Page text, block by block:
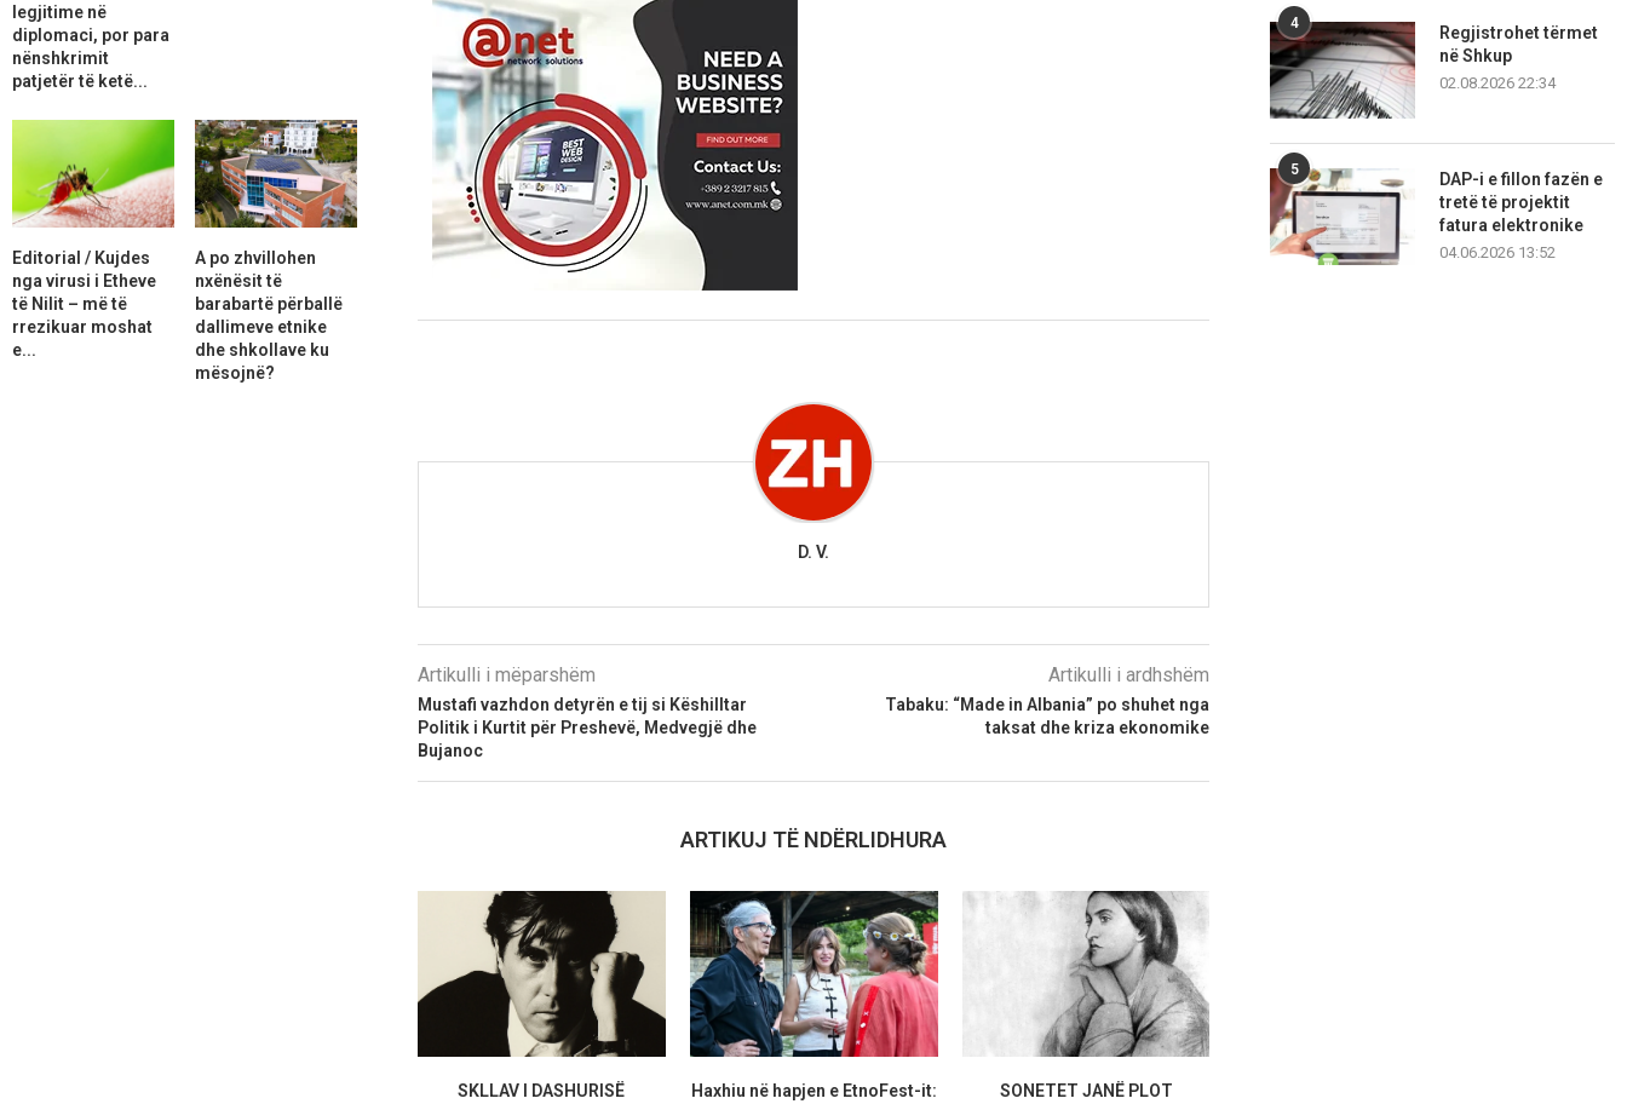
D. V.
Artikulli i mëparshëm
Mustafi vazhdon detyrën e tij si Këshilltar
Politik i Kurtit për Preshevë, Medvegjë dhe
Bujanoc
Artikulli i ardhshëm
Tabaku: “Made in Albania” po shuhet nga
taksat dhe kriza ekonomike
ARTIKUJ TË NDËRLIDHURA
SKLLAV I DASHURISË
Haxhiu në hapjen e EtnoFest-it:
SONETET JANË PLOT
4
Regjistrohet tërmet
në Shkup
02.08.2026 22:34
5
DAP-i e fillon fazën e
tretë të projektit
fatura elektronike
04.06.2026 13:52
legjitime në
diplomaci, por para
nënshkrimit
patjetër të ketë...
Editorial / Kujdes
nga virusi i Etheve
të Nilit – më të
rrezikuar moshat
e...
A po zhvillohen
nxënësit të
barabartë përballë
dallimeve etnike
dhe shkollave ku
mësojnë?